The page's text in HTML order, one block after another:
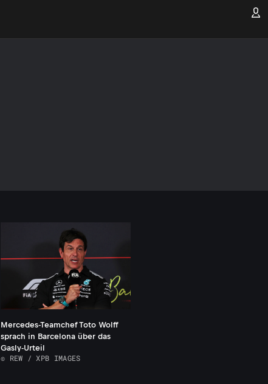
Mercedes-Teamchef Toto Wolff
sprach in Barcelona über das
Gasly-Urteil
© REW / XPB IMAGES